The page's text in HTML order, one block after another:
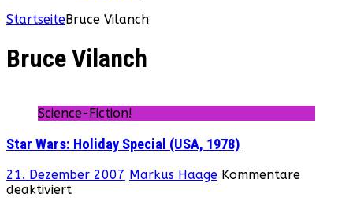
StartseiteBruce Vilanch
Bruce Vilanch
Science-Fiction!
Star Wars: Holiday Special (USA, 1978)
21. Dezember 2007 Markus Haage Kommentare
deaktiviertfür